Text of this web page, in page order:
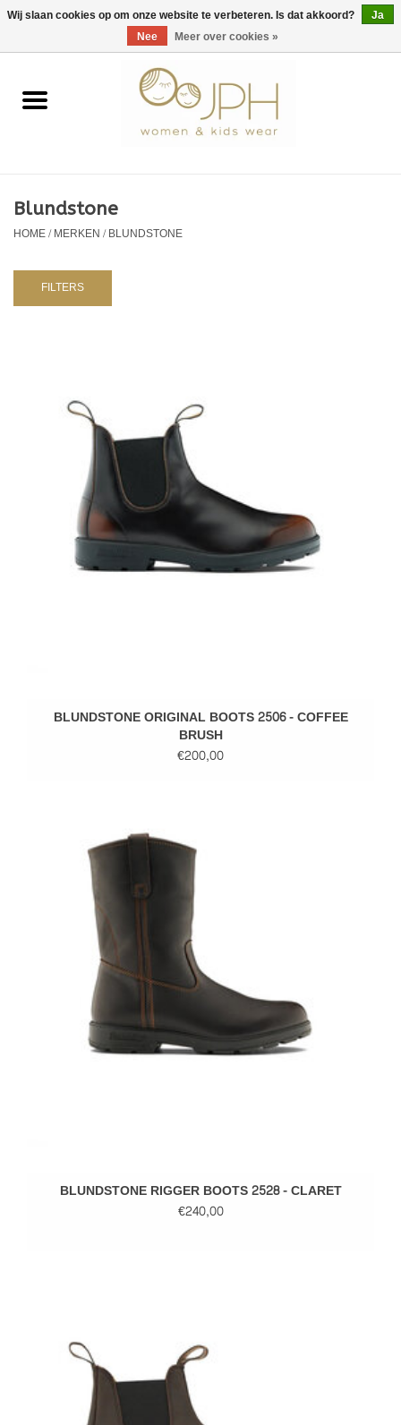
EUR/GBP/USD 0 Artikelen - €0,00
Home
Kids
Blundstone
HOME/MERKEN/BLUNDSTONE
FILTERS
BLUNDSTONE ORIGINAL BOOTS 2506 - COFFEE
BRUSH
€200,00
BLUNDSTONE RIGGER BOOTS 2528 - CLARET
€240,00
Wij slaan cookies op om onze website te verbeteren. Is dat akkoord?
Ja
Nee
Meer over cookies »